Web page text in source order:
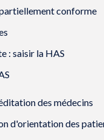
ê
r
)
t
e
ê
)
conforme
: saisir la HAS
des médecins
d'orientation des